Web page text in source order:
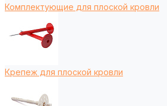
Комплектующие для плоской кровли
Крепеж для плоской кровли